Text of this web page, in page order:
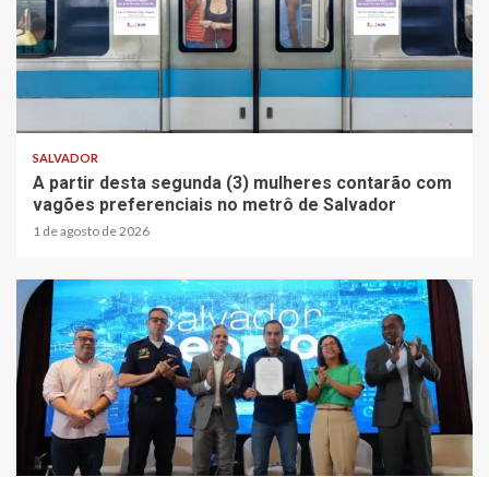
SALVADOR
A partir desta segunda (3) mulheres contarão com
vagões preferenciais no metrô de Salvador
1 de agosto de 2026